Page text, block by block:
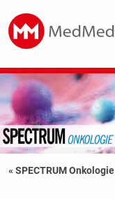
« SPECTRUM Onkologie